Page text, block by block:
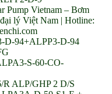
Pump Vietnam – Bơm
lý Việt Nam | Hotline:
D-94+ALPP3-D-94
S-60-CO-
R ALP/GHP 2 D/S